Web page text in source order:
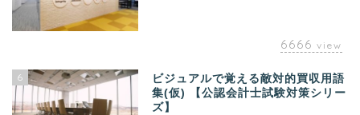
6666 view
6
ビジュアルで覚える敵対的買収用語
集(仮) 【公認会計士試験対策シリー
ズ】